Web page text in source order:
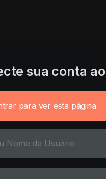
sua conta ao
para ver esta página